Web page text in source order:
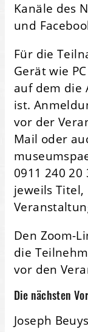
Kanäle des
und
Für die
Gerät wie
auf dem die
ist.
vor der
Mail oder
0911 240
jeweils
Den Zoom-
die
vor den
Die nächsten
Joseph